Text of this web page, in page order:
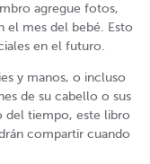
agregue fotos,
el mes del bebé. Esto
en el futuro.
y manos, o incluso
de su cabello o sus
del tiempo, este libro
compartir cuando